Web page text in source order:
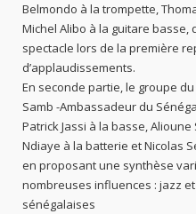
Belmondo à la trompette,
Michel Alibo à la guitare basse,
spectacle lors de la première
d’applaudissements.
En seconde partie, le groupe
Samb -Ambassadeur du
Patrick Jassi à la basse,
Ndiaye à la batterie et Nicolas
en proposant une synthèse
nombreuses influences : jazz
sénégalaises